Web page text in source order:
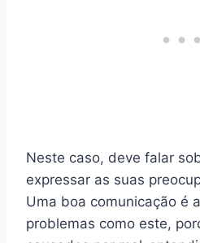
Neste caso, deve falar
expressar as suas
Uma boa comunicação é
problemas como este,